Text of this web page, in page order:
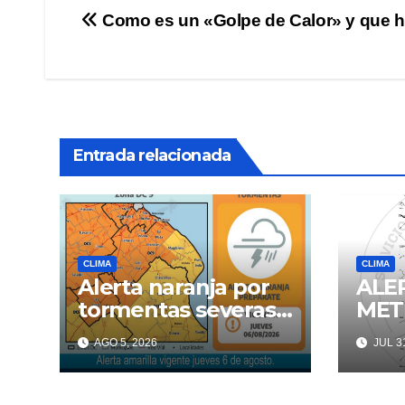
Navegación
Como es un «Golpe de Calor» y que
Entrada relacionada
CLIMA
Alerta naranja por
tormentas severas y
fuertes ráfagas
AGO 5, 2026
CLIMA
EN
JUL